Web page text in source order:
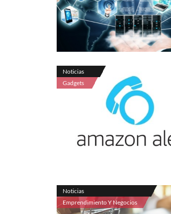
Noticias
Gadgets
Noticias
Emprendimiento Y Negocios